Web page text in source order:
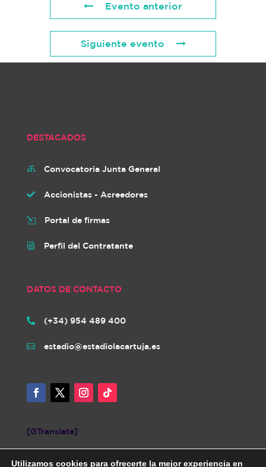
Evento anterior
Siguiente evento
DESTACADOS
 Convocatoria Junta General
 Accionistas - Acreedores
l Portal de firmas
i Perfil del Contratante
DATOS DE CONTACTO
 (+34) 954 489 400
 estadio@estadiolacartuja.es
[GTranslate]
Utilizamos cookies para ofrecerte la mejor experiencia en